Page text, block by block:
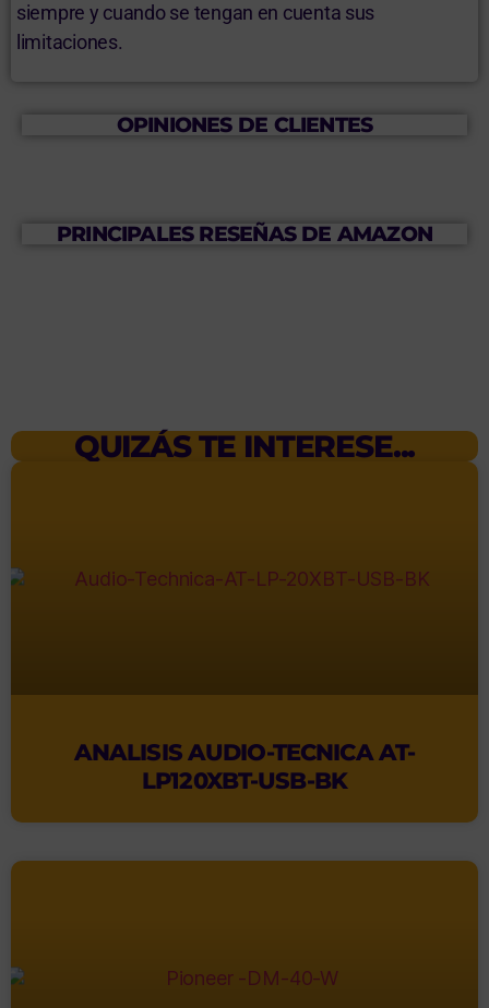
siempre y cuando se tengan en cuenta sus
limitaciones.
OPINIONES DE CLIENTES
PRINCIPALES RESEÑAS DE AMAZON
QUIZÁS TE INTERESE...
ANALISIS AUDIO-TECNICA AT-
LP120XBT-USB-BK